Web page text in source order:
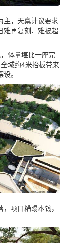
主，天禀计议要求
难再复刻、难被超
体量堪比一座完
域约4米抬板带来
。
项目糟蹋本钱，